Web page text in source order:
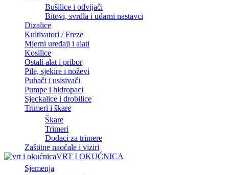
Bušilice i odvijači
Bitovi, svrdla i udarni nastavci
Dizalice
Kultivatori / Freze
Mjerni uređaji i alati
Kosilice
Ostali alat i pribor
Pile, sjekire i noževi
Puhači i usisivači
Pumpe i hidropaci
Sjeckalice i drobilice
Trimeri i škare
Škare
Trimeri
Dodaci za trimere
Zaštitne naočale i viziri
VRT I OKUĆNICA
Sjemenja